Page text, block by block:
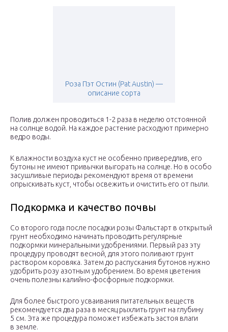
Роза Пэт Остин (Pat Austin) —
описание сорта
Полив должен проводиться 1-2 раза в неделю отстоянной
на солнце водой. На каждое растение расходуют примерно
ведро воды.
К влажности воздуха куст не особенно привередлив, его
бутоны не имеют привычки выгорать на солнце. Но в особо
засушливые периоды рекомендуют время от времени
опрыскивать куст, чтобы освежить и очистить его от пыли.
Подкормка и качество почвы
Со второго года после посадки розы Фальстарт в открытый
грунт необходимо начинать проводить регулярные
подкормки минеральными удобрениями. Первый раз эту
процедуру проводят весной, для этого поливают грунт
раствором коровяка. Затем до распускания бутонов нужно
удобрить розу азотным удобрением. Во время цветения
очень полезны калийно-фосфорные подкормки.
Для более быстрого усваивания питательных веществ
рекомендуется два раза в месяц рыхлить грунт на глубину
5 см. Эта же процедура поможет избежать застоя влаги
в земле.